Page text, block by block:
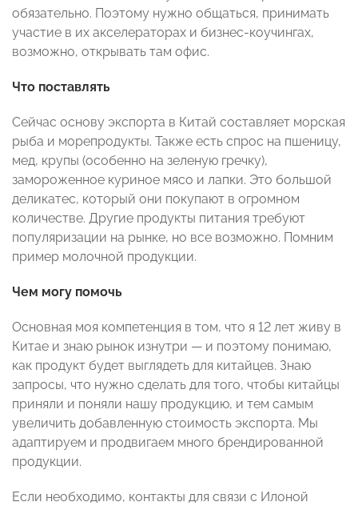
обязательно. Поэтому нужно общаться, принимать
участие в их акселераторах и бизнес-коучингах,
возможно, открывать там офис.
Что поставлять
Сейчас основу экспорта в Китай составляет морская
рыба и морепродукты. Также есть спрос на пшеницу,
мед, крупы (особенно на зеленую гречку),
замороженное куриное мясо и лапки. Это большой
деликатес, который они покупают в огромном
количестве. Другие продукты питания требуют
популяризации на рынке, но все возможно. Помним
пример молочной продукции.
Чем могу помочь
Основная моя компетенция в том, что я 12 лет живу в
Китае и знаю рынок изнутри — и поэтому понимаю,
как продукт будет выглядеть для китайцев. Знаю
запросы, что нужно сделать для того, чтобы китайцы
приняли и поняли нашу продукцию, и тем самым
увеличить добавленную стоимость экспорта. Мы
адаптируем и продвигаем много брендированной
продукции.
Если необходимо, контакты для связи с Илоной